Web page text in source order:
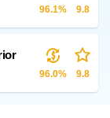
96.1% 9.8
96.0% 9.8